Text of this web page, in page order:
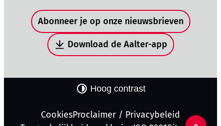
Snel naar
Abonneer je op onze nieuwsbrieven
Download de Aalter-app
Hoog contrast
CookiesProclaimer / Privacybeleid